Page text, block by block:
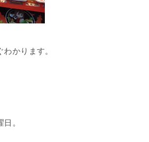
かります。
。